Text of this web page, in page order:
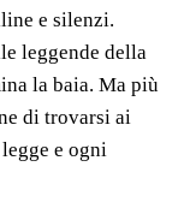
e silenzi.
leggende della
la baia. Ma più
di trovarsi ai
e ogni